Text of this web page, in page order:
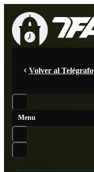
Volver al Telégrafo
Menu